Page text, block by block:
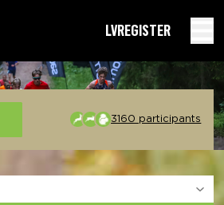
LVREGISTER
3160 participants